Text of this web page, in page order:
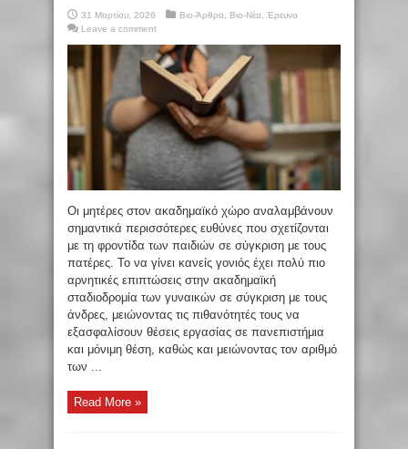
31 Μαρτίου, 2026 Βιο-Άρθρα Βιο-Νέα Έρευνα
Leave a comment
Οι μητέρες στον ακαδημαϊκό χώρο αναλαμβάνουν
σημαντικά περισσότερες ευθύνες που σχετίζονται
με τη φροντίδα των παιδιών σε σύγκριση με τους
πατέρες. Το να γίνει κανείς γονιός έχει πολύ πιο
αρνητικές επιπτώσεις στην ακαδημαϊκή
σταδιοδρομία των γυναικών σε σύγκριση με τους
άνδρες, μειώνοντας τις πιθανότητές τους να
εξασφαλίσουν θέσεις εργασίας σε πανεπιστήμια
και μόνιμη θέση, καθώς και μειώνοντας τον αριθμό
των ...
Read More »